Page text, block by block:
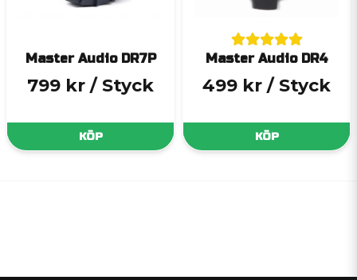
Master Audio DR7P
799 kr / Styck
KÖP
Master Audio DR4
499 kr / Styck
KÖP